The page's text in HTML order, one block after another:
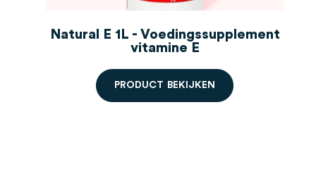
Natural E 1L - Voedingssupplement
vitamine E
PRO DUCT BE K J KE N